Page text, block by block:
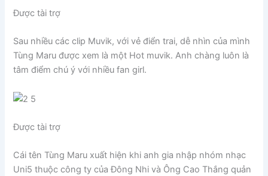
Được tài trợ
Sau nhiều các clip Muvik, với vẻ điển trai, dễ nhìn của mình
Tùng Maru được xem là một Hot muvik. Anh chàng luôn là
tâm điểm chú ý với nhiều fan girl.
Được tài trợ
Cái tên Tùng Maru xuất hiện khi anh gia nhập nhóm nhạc
Uni5 thuộc công ty của Đông Nhi và Ông Cao Thắng quản